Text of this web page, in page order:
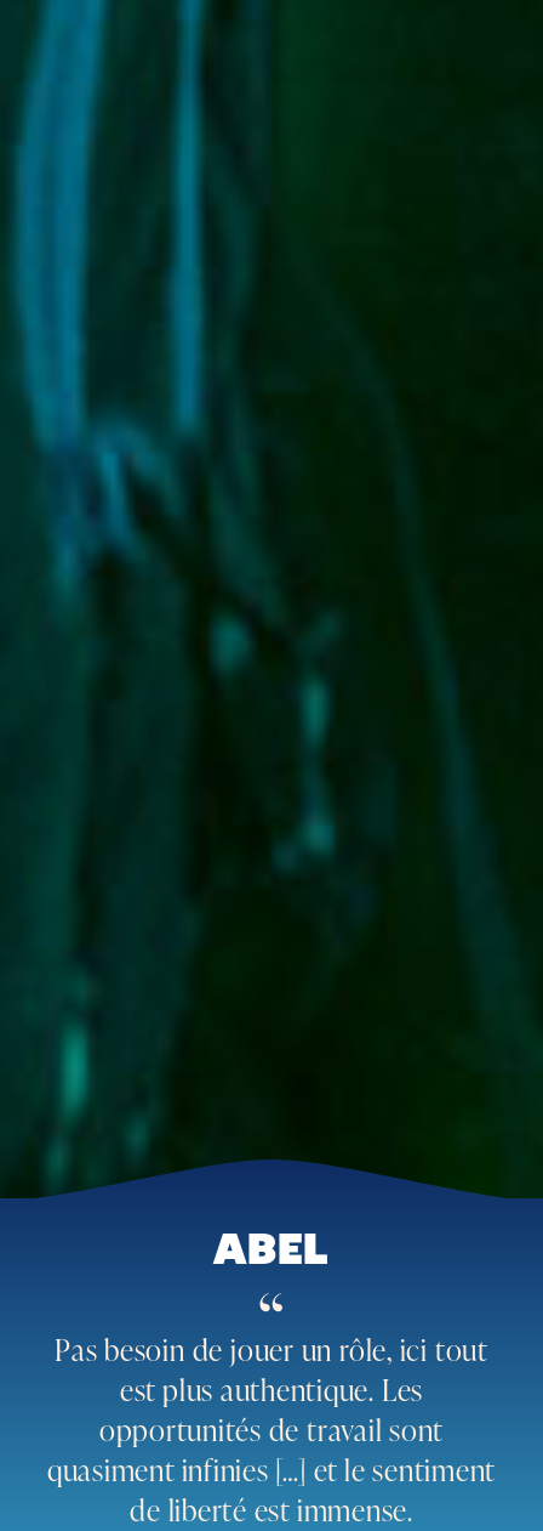
ABEL
“
Pas besoin de jouer un rôle, ici tout
est plus authentique. Les
opportunités de travail sont
quasiment infinies […] et le sentiment
de liberté est immense.